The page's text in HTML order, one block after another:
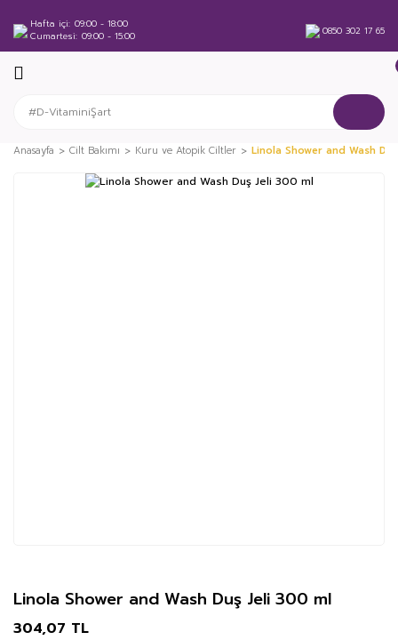
Hafta içi 09:00 - 18:00
Cumartesi 09:00 - 15:00 0850 302 17 65
Anasayfa Cilt Bakımı Kuru ve Atopik Ciltler Linola Shower and Wash
Linola Shower and Wash Duş Jeli 300 ml
304,07 TL